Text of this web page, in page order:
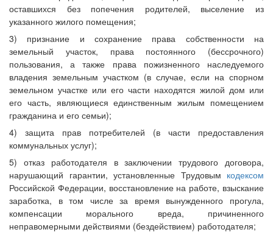
оставшихся без попечения родителей, выселение из
указанного жилого помещения;
3) признание и сохранение права собственности на
земельный участок, права постоянного (бессрочного)
пользования, а также права пожизненного наследуемого
владения земельным участком (в случае, если на спорном
земельном участке или его части находятся жилой дом или
его часть, являющиеся единственным жилым помещением
гражданина и его семьи);
4) защита прав потребителей (в части предоставления
коммунальных услуг);
5) отказ работодателя в заключении трудового договора,
нарушающий гарантии, установленные Трудовым кодексом
Российской Федерации, восстановление на работе, взыскание
заработка, в том числе за время вынужденного прогула,
компенсации морального вреда, причиненного
неправомерными действиями (бездействием) работодателя;